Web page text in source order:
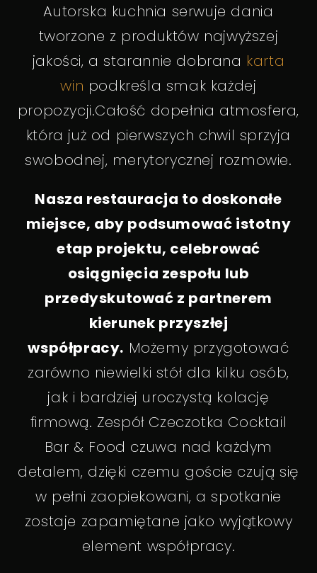
Autorska kuchnia serwuje dania
tworzone z produktów najwyższej
jakości, a starannie dobrana karta
win podkreśla smak każdej
propozycji.Całość dopełnia atmosfera,
która już od pierwszych chwil sprzyja
swobodnej, merytorycznej rozmowie.
Nasza restauracja to doskonałe
miejsce, aby podsumować istotny
etap projektu, celebrować
osiągnięcia zespołu lub
przedyskutować z partnerem
kierunek przyszłej
współpracy. Możemy przygotować
zarówno niewielki stół dla kilku osób,
jak i bardziej uroczystą kolację
firmową. Zespół Czeczotka Cocktail
Bar & Food czuwa nad każdym
detalem, dzięki czemu goście czują się
w pełni zaopiekowani, a spotkanie
zostaje zapamiętane jako wyjątkowy
element współpracy.